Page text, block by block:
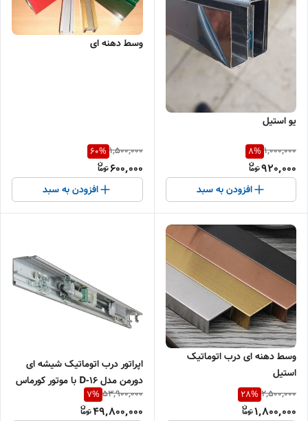
یو استیل
1,000,000
8%
920,000
افزودن به سبد
وسط دهنه ای
1,500,000
60%
600,000
افزودن به سبد
وسط دهنه ای درب اتوماتیک
استیل
2,500,000
28%
1,800,000
اپراتور درب اتوماتیک شیشه ای
دورمن مدل D-16 با موتور کورماس
دوسال گارانتی بی قید و شرط
53,900,000
7%
49,800,000